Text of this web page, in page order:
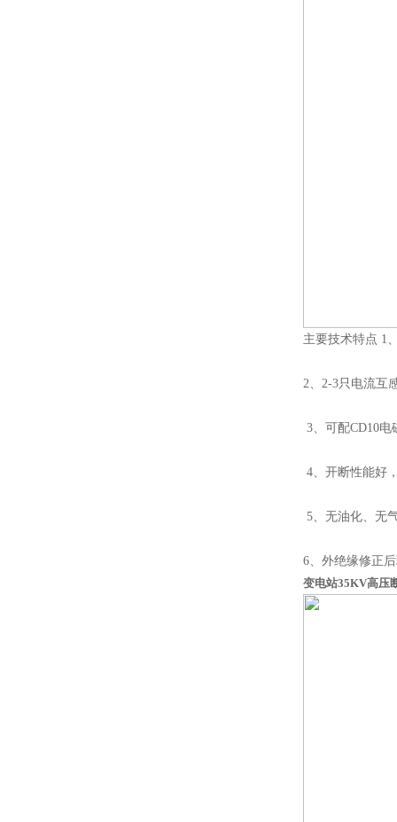
主要技术特点 1
2、2-3只电流互
3、可配CD10电
4、开断性能好
5、无油化、无
6、外绝缘修正
变电站35KV高压